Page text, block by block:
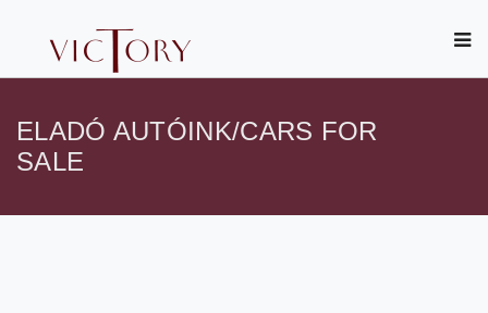
ELADÓ AUTÓINK/CARS FOR
SALE